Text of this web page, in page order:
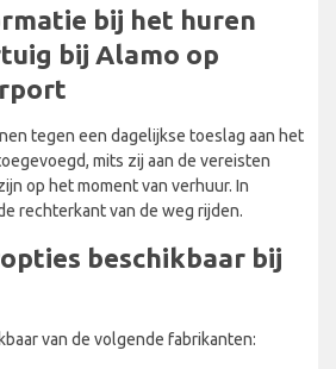
bij het huren
bij Alamo op
tegen een dagelijkse toeslag aan het
mits zij aan de vereisten
op het moment van verhuur. In
rechterkant van de weg rijden.
beschikbaar bij
van de volgende fabrikanten: